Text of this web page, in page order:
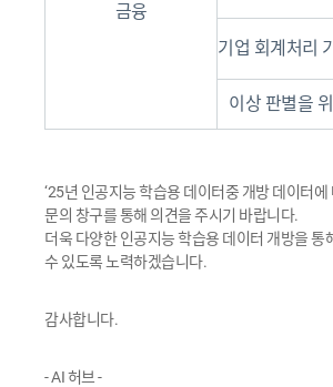
금융
기업 회계처리
이상 판별을
‘25년 인공지능 학습용 데이터중 개방 데이터
문의 창구를 통해 의견을 주시기 바랍니다.
더욱 다양한 인공지능 학습용 데이터 개방을
수 있도록 노력하겠습니다.
감사합니다.
- AI 허브 -